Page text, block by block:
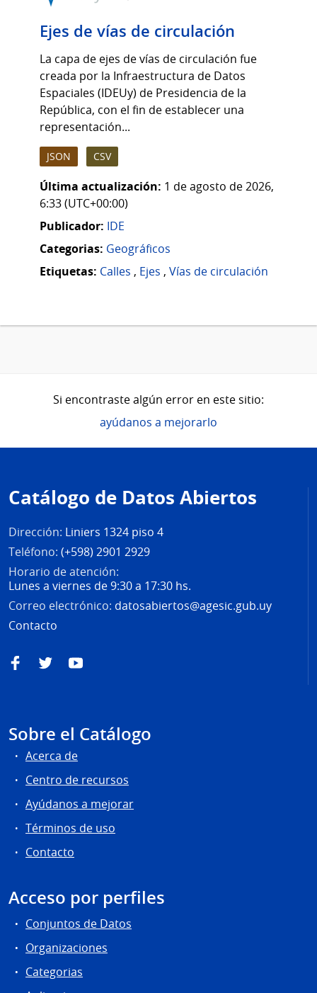
Ejes de vías de circulación
La capa de ejes de vías de circulación fue
creada por la Infraestructura de Datos
Espaciales (IDEUy) de Presidencia de la
República, con el fin de establecer una
representación...
JSON CSV
Última actualización: 1 de agosto de 2026,
6:33 (UTC+00:00)
Publicador: IDE
Categorias: Geográficos
Etiquetas: Calles , Ejes , Vías de circulación
Si encontraste algún error en este sitio:
ayúdanos a mejorarlo
de
página
Catálogo de Datos Abiertos
Dirección: Liniers 1324 piso 4
Teléfono: (+598) 2901 2929
Horario de atención:
Lunes a viernes de 9:30 a 17:30 hs.
Correo electrónico: datosabiertos@agesic.gub.uy
Contacto
FacebookTwitterYouTube
Sobre el Catálogo
Acerca de
Centro de recursos
Ayúdanos a mejorar
Términos de uso
Contacto
Acceso por perfiles
Conjuntos de Datos
Organizaciones
Categorias